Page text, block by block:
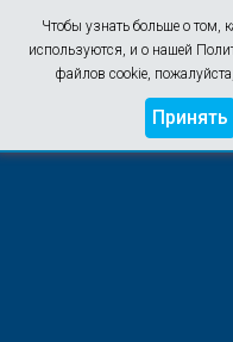
Чтобы узнать больше о том,
используются, и о нашей
файлов cookie, пожалуйста,
Принять